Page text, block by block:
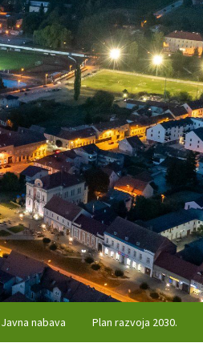
Javna nabava Plan razvoja 2030.